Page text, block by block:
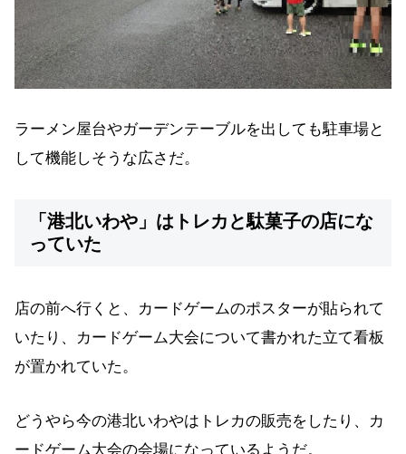
ラーメン屋台やガーデンテーブルを出しても駐車場と
して機能しそうな広さだ。
「港北いわや」はトレカと駄菓子の店にな
っていた
店の前へ行くと、カードゲームのポスターが貼られて
いたり、カードゲーム大会について書かれた立て看板
が置かれていた。
どうやら今の港北いわやはトレカの販売をしたり、カ
ードゲーム大会の会場になっているようだ。